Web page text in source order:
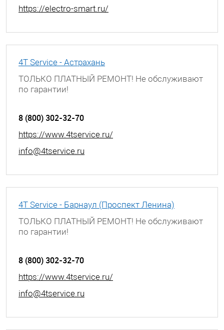
https://electro-smart.ru/
4T Service - Астрахань
ТОЛЬКО ПЛАТНЫЙ РЕМОНТ! Не обслуживают
по гарантии!
8 (800) 302-32-70
https://www.4tservice.ru/
info@4tservice.ru
4T Service - Барнаул (Проспект Ленина)
ТОЛЬКО ПЛАТНЫЙ РЕМОНТ! Не обслуживают
по гарантии!
8 (800) 302-32-70
https://www.4tservice.ru/
info@4tservice.ru